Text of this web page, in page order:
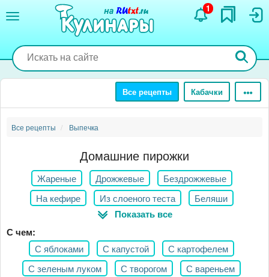
содержанию
1
Все рецепты Кабачки
Все рецепты Выпечка
Домашние пирожки
Жареные Дрожжевые
Бездрожжевые
На кефире
Из слоеного теста
Беляши
Калитки Самса
Несладкие
Показать все
С чем:
С яблоками С капустой
С картофелем
С зеленым луком
С творогом
С вареньем